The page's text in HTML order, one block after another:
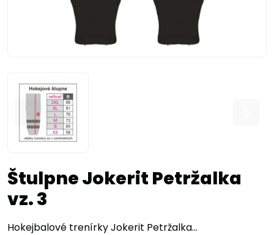
Štulpne Jokerit Petržalka
vz. 3
Hokejbalové trenírky Jokerit Petržalka...